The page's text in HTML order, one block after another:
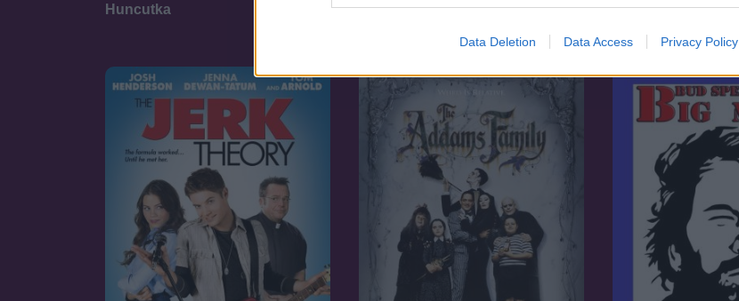
Data Deletion Data Access Privacy Policy
Huncutka A komédia királya